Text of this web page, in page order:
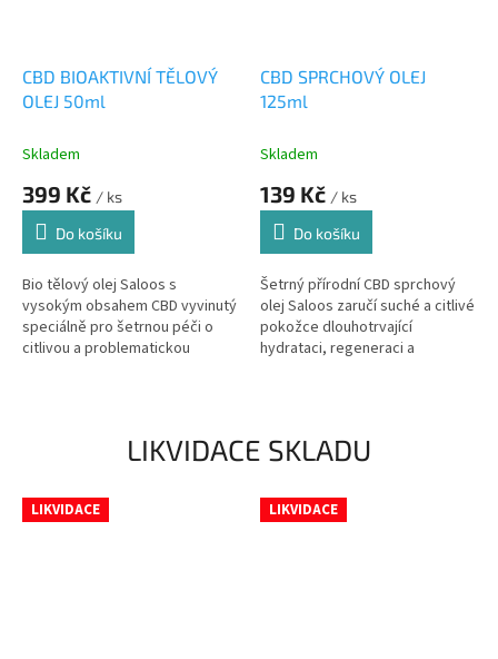
CBD BIOAKTIVNÍ TĚLOVÝ
OLEJ 50ml
Skladem
399 Kč / ks
Do košíku
Bio tělový olej Saloos s
vysokým obsahem CBD vyvinutý
speciálně pro šetrnou péči o
citlivou a problematickou
CBD SPRCHOVÝ OLEJ
125ml
Skladem
139 Kč / ks
Do košíku
Šetrný přírodní CBD sprchový
olej Saloos zaručí suché a citlivé
pokožce dlouhotrvající
hydrataci, regeneraci a
LIKVIDACE SKLADU
LIKVIDACE LIKVIDACE